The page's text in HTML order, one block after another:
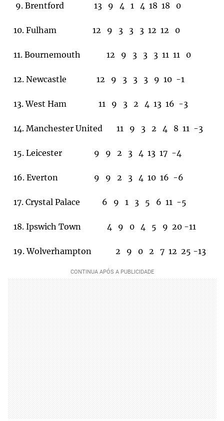
9. Brentford 13 9 4 1 4 18 18 0
10. Fulham 12 9 3 3 3 12 12 0
11. Bournemouth 12 9 3 3 3 11 11 0
12. Newcastle 12 9 3 3 3 9 10 -1
13. West Ham 11 9 3 2 4 13 16 -3
14. Manchester United 11 9 3 2 4 8 11 -3
15. Leicester 9 9 2 3 4 13 17 -4
16. Everton 9 9 2 3 4 10 16 -6
17. Crystal Palace 6 9 1 3 5 6 11 -5
18. Ipswich Town 4 9 0 4 5 9 20 -11
19. Wolverhampton 2 9 0 2 7 12 25 -13